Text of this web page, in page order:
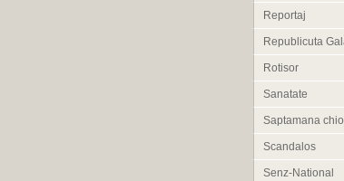
Reportaj
Republicuta
Rotisor
Sanatate
Saptamana
Scandalos
Senz-National